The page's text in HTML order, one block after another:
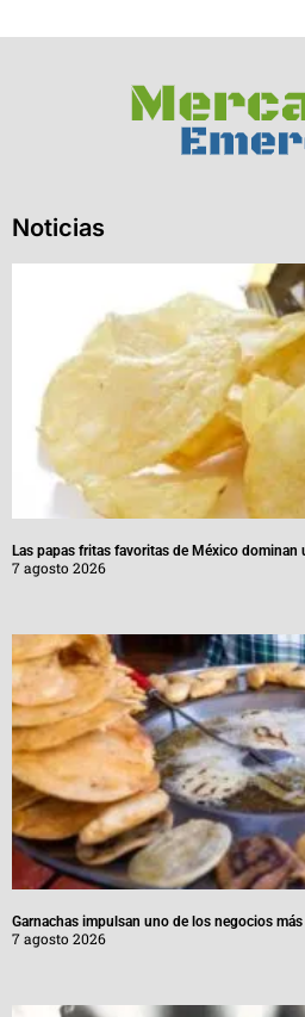
Noticias
Las papas fritas favoritas de México
7 agosto 2026
Garnachas impulsan uno de los negocios
7 agosto 2026